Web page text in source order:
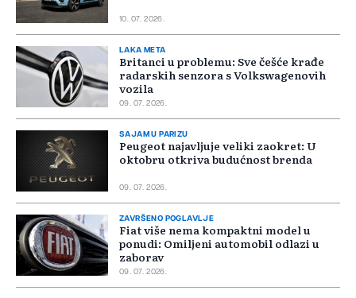
10. 07. 2026.
LAKA META
Britanci u problemu: Sve češće krađe
radarskih senzora s Volkswagenovih
vozila
09. 07. 2026.
SAJAM U PARIZU
Peugeot najavljuje veliki zaokret: U
oktobru otkriva budućnost brenda
09. 07. 2026.
ZAVRŠENO POGLAVLJE
Fiat više nema kompaktni model u
ponudi: Omiljeni automobil odlazi u
zaborav
09. 07. 2026.